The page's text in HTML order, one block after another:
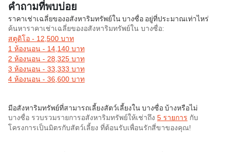
คำถามที่พบบ่อย
ราคาเช่าเฉลี่ยของอสังหาริมทรัพย์ใน บางซื่อ อยู่ที่ประมาณเท่าไหร่
ค้นหาราคาเช่าเฉลี่ยของอสังหาริมทรัพย์ใน บางซื่อ:
สตูดิโอ - 12,500 บาท
1 ห้องนอน - 14,140 บาท
2 ห้องนอน - 28,325 บาท
3 ห้องนอน - 33,333 บาท
4 ห้องนอน - 36,600 บาท
มีอสังหาริมทรัพย์ที่สามารถเลี้ยงสัตว์เลี้ยงใน บางซื่อ บ้างหรือไม่
บางซื่อ รวบรวมรายการอสังหาริมทรัพย์ให้เช่าถึง 5 รายการ กับ
โครงการเป็นมิตรกับสัตว์เลี้ยง ที่ต้อนรับเพื่อนรักสี่ขาของคุณ!